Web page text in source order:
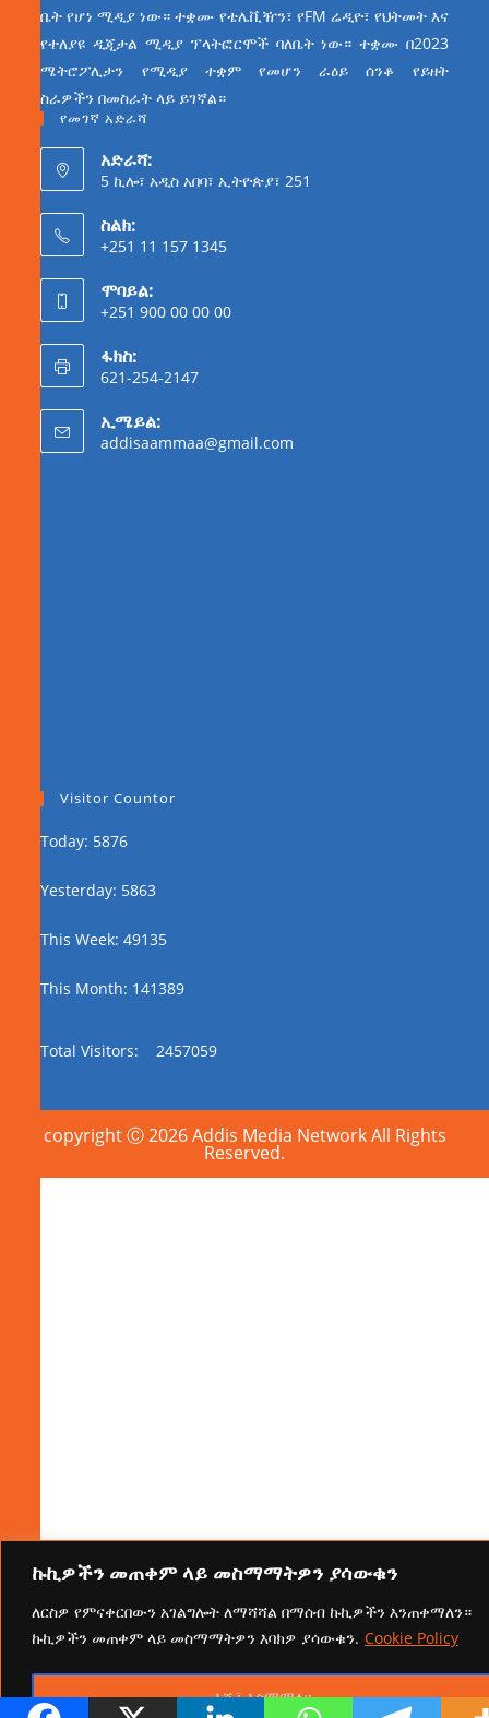
ኩኪዎችን መጠቀም ላይ መስማማትዎን ያሳውቁን
ለርስዎ የምናቀርበውን አገልግሎት ለማሻሻል በማሰብ ኩኪዎችን እንጠቀማለን።
ኩኪዎችን መጠቀም ላይ መስማማትዎን እባክዎ ያሳውቁን. Cookie Policy
እሺ፤ እስማማለሁ
ቤት የሆነ ሚዲያ ነው። ተቋሙ የቴሌቪዥን፣ የFM ሬዲዮ፣ የህትመት እና
የተለያዩ ዲጂታል ሚዲያ ፕላትፎርሞች ባለቤት ነው። ተቋሙ በ2023
ሜትሮፖሊታን የሚዲያ ተቋም የመሆን ራዕይ ሰንቆ የይዘት
ስራዎችን በመስራት ላይ ይገኛል።
የመገኛ አድራሻ
አድራሻ:
5 ኪሎ፣ አዲስ አበባ፣ ኢትዮጵያ፣ 251
ስልክ:
+251 11 157 1345
ሞባይል:
+251 900 00 00 00
ፋክስ:
621-254-2147
ኢሜይል:
addisaammaa@gmail.com
Visitor Countor
Today: 5876
Yesterday: 5863
This Week: 49135
This Month: 141389
Total Visitors: 2457059
copyright Ⓒ 2026 Addis Media Network All Rights
Reserved.